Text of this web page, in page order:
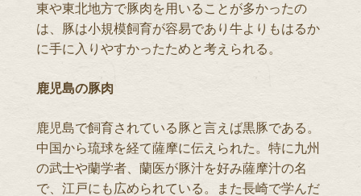
東や東北地方で豚肉を用いることが多かったの
は、豚は小規模飼育が容易であり牛よりもはるか
に手に入りやすかったためと考えられる。
鹿児島の豚肉
鹿児島で飼育されている豚と言えば黒豚である。
中国から琉球を経て薩摩に伝えられた。特に九州
の武士や蘭学者、蘭医が豚汁を好み薩摩汁の名
で、江戸にも広められている。また長崎で学んだ